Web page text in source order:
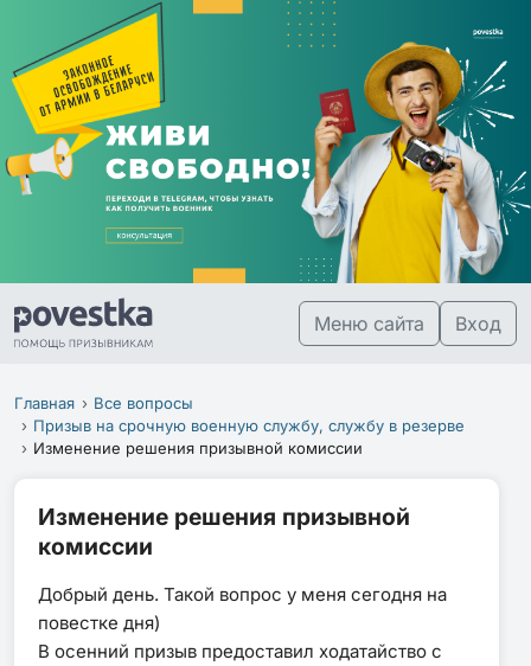
Меню сайта Вход
Главная
Все вопросы
Призыв на срочную военную службу, службу в резерве
Изменение решения призывной комиссии
Изменение решения призывной
комиссии
Добрый день. Такой вопрос у меня сегодня на
повестке дня)
В осенний призыв предоставил ходатайство с